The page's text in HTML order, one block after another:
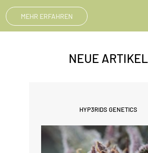
MEHR ERFAHREN
NEUE ARTIKEL
HYP3RIDS GENETICS